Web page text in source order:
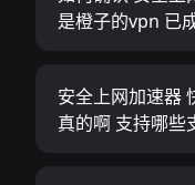
是橙子的vpn 已
安全上网加速器
真的啊 支持哪些